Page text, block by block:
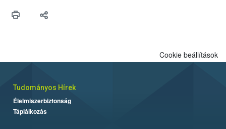
Cookie beállítások
Tudományos Hírek
Élelmiszerbiztonság
Táplálkozás